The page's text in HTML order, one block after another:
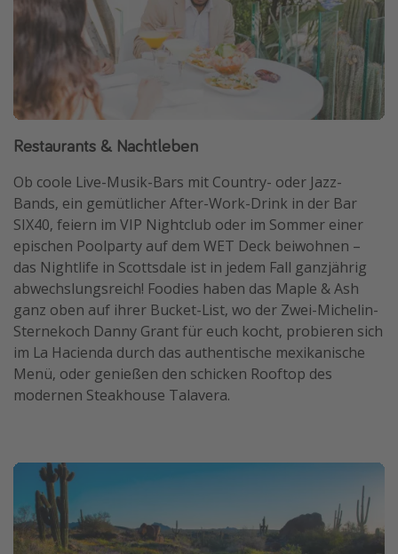
Restaurants & Nachtleben
Ob coole Live-Musik-Bars mit Country- oder Jazz-
Bands, ein gemütlicher After-Work-Drink in der Bar
SIX40, feiern im VIP Nightclub oder im Sommer einer
epischen Poolparty auf dem WET Deck beiwohnen –
das Nightlife in Scottsdale ist in jedem Fall ganzjährig
abwechslungsreich! Foodies haben das Maple & Ash
ganz oben auf ihrer Bucket-List, wo der Zwei-Michelin-
Sternekoch Danny Grant für euch kocht, probieren sich
im La Hacienda durch das authentische mexikanische
Menü, oder genießen den schicken Rooftop des
modernen Steakhouse Talavera.